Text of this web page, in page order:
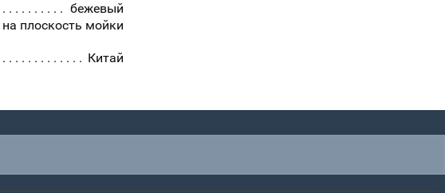
бежевый
на плоскость мойки
Китай